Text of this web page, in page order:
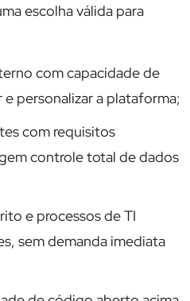
escolha válida para
com capacidade de
e personalizar a plataforma;
com requisitos
controle total de dados
e processos de TI
sem demanda imediata